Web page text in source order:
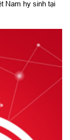
Nam hy sinh tại